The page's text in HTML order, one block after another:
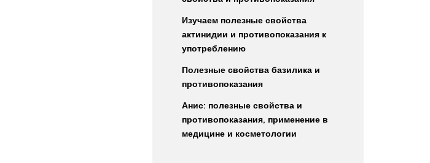
Изучаем полезные свойства
актинидии и противопоказания к
употреблению
Полезные свойства базилика и
противопоказания
Анис: полезные свойства и
противопоказания, применение в
медицине и косметологии